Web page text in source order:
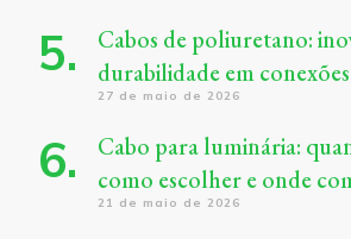
Cabos de poliuretano:
durabilidade em conexões
27 de maio de 2026
Cabo para luminária:
como escolher e onde
21 de maio de 2026